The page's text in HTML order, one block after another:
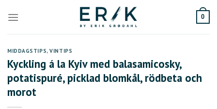
0
MIDDAGSTIPS,VINTIPS
Kyckling á la Kyiv med balasamicosky,
potatispuré, picklad blomkål, rödbeta och
morot